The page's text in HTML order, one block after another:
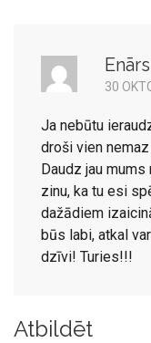
Enārs
30
Ja nebūtu
droši vien
Daudz jau
zinu, ka tu esi
dažādiem
būs labi, atkal
dzīvi! Turies!!!
Atbildēt